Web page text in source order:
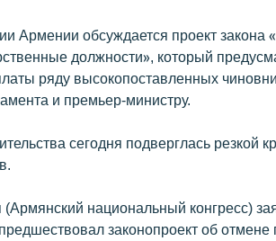
Армении обсуждается проект закона
должности», который
ряду высокопоставленных
и премьер-министру.
сегодня подверглась резкой
(Армянский национальный конгресс)
законопроект об отмене